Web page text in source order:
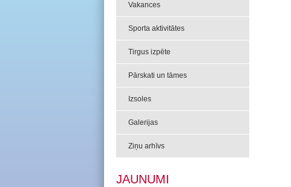
Vakances
Sporta aktivitātes
Tirgus izpēte
Pārskati un tāmes
Izsoles
Galerijas
Ziņu arhīvs
JAUNUMI